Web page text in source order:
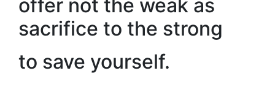
offer not the weak as
sacrifice to the strong
to save yourself.